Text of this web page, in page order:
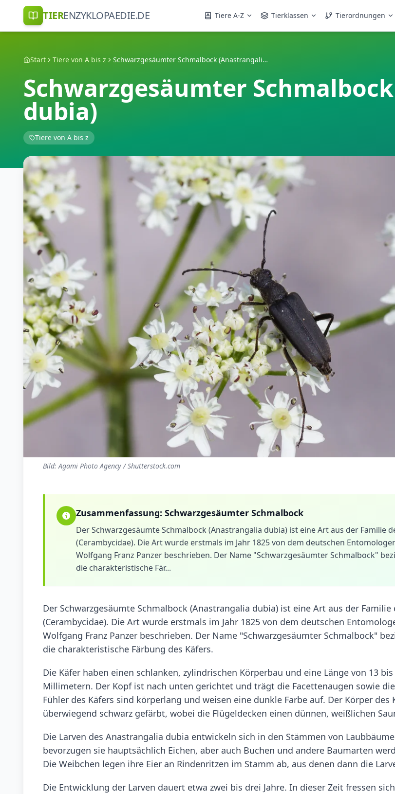
TIERENZYKLOPAEDIE.DE Tiere A-Z Tierklassen Tierordnungen
Start Tiere von A bis z Schwarzgesäumter Schmalbock (Anastrangalia dubia)
Schwarzgesäumter
dubia)
Tiere von A bis z
Bild: Agami Photo Agency / Shutterstock.com
Zusammenfassung: Schwarzgesäumter Schmalbock
Der Schwarzgesäumte Schmalbock (Anastrangalia dubia) ist eine Art aus der Familie
(Cerambycidae). Die Art wurde erstmals im Jahr 1825 von dem deutschen
Wolfgang Franz Panzer beschrieben. Der Name "Schwarzgesäumter Schmalbock"
die charakteristische Fär...
Der Schwarzgesäumte Schmalbock (Anastrangalia dubia) ist eine Art aus der Familie
(Cerambycidae). Die Art wurde erstmals im Jahr 1825 von dem deutschen
Wolfgang Franz Panzer beschrieben. Der Name "Schwarzgesäumter Schmalbock"
die charakteristische Färbung des Käfers.
Die Käfer haben einen schlanken, zylindrischen Körperbau und eine Länge von 13 bis
Millimetern. Der Kopf ist nach unten gerichtet und trägt die Facettenaugen sowie die
Fühler des Käfers sind körperlang und weisen eine dunkle Farbe auf. Der Körper des
überwiegend schwarz gefärbt, wobei die Flügeldecken einen dünnen, weißlichen
Die Larven des Anastrangalia dubia entwickeln sich in den Stämmen von
bevorzugen sie hauptsächlich Eichen, aber auch Buchen und andere Baumarten
Die Weibchen legen ihre Eier an Rindenritzen im Stamm ab, aus denen dann die
Die Entwicklung der Larven dauert etwa zwei bis drei Jahre. In dieser Zeit fressen